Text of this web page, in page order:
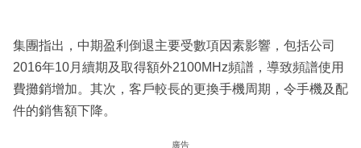
集團指出，中期盈利倒退主要受數項因素影響，包括公司
2016年10月續期及取得額外2100MHz頻譜，導致頻譜使用
費攤銷增加。其次，客戶較長的更換手機周期，令手機及配
件的銷售額下降。
廣告